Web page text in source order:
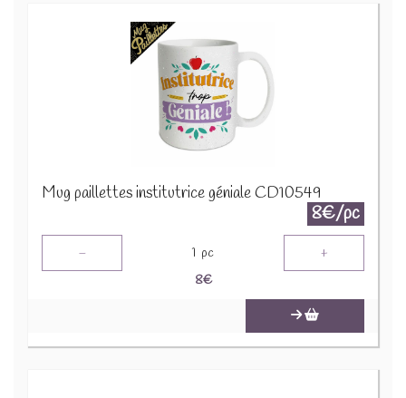
Mug paillettes institutrice géniale CD10549
8€/pc
- 1 pc +
8€